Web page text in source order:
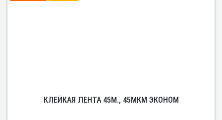
КЛЕЙКАЯ ЛЕНТА 45М., 45МКМ ЭКОНОМ